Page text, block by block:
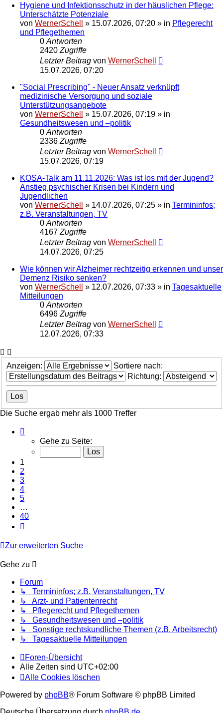
Hygiene und Infektionsschutz in der häuslichen Pflege:
Unterschätzte Potenziale
von WernerSchell » 15.07.2026, 07:20 » in Pflegerecht
und Pflegethemen
0 Antworten
2420 Zugriffe
Letzter Beitrag von WernerSchell
15.07.2026, 07:20
"Social Prescribing" - Neuer Ansatz verknüpft
medizinische Versorgung und soziale
Unterstützungsangebote
von WernerSchell » 15.07.2026, 07:19 » in
Gesundheitswesen und –politik
0 Antworten
2336 Zugriffe
Letzter Beitrag von WernerSchell
15.07.2026, 07:19
KOSA-Talk am 11.11.2026: Was ist los mit der Jugend?
Anstieg psychischer Krisen bei Kindern und
Jugendlichen
von WernerSchell » 14.07.2026, 07:25 » in Termininfos;
z.B. Veranstaltungen, TV
0 Antworten
4167 Zugriffe
Letzter Beitrag von WernerSchell
14.07.2026, 07:25
Wie können wir Alzheimer rechtzeitig erkennen und unser
Demenz Risiko senken?
von WernerSchell » 12.07.2026, 07:33 » in Tagesaktuelle
Mitteilungen
0 Antworten
6496 Zugriffe
Letzter Beitrag von WernerSchell
12.07.2026, 07:33
Anzeigen:
Sortiere nach:
Richtung:
Die Suche ergab mehr als 1000 Treffer
Gehe zu Seite:
1
2
3
4
5
…
40
Zur erweiterten Suche
Gehe zu
Forum
↳ Termininfos; z.B. Veranstaltungen, TV
↳ Arzt- und Patientenrecht
↳ Pflegerecht und Pflegethemen
↳ Gesundheitswesen und –politik
↳ Sonstige rechtskundliche Themen (z.B. Arbeitsrecht)
↳ Tagesaktuelle Mitteilungen
Foren-Übersicht
Alle Zeiten sind UTC+02:00
Alle Cookies löschen
Powered by phpBB® Forum Software © phpBB Limited